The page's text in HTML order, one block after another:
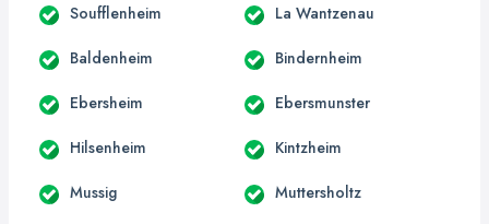
Soufflenheim La Wantzenau
Baldenheim Bindernheim
Ebersheim Ebersmunster
Hilsenheim Kintzheim
Mussig Muttersholtz